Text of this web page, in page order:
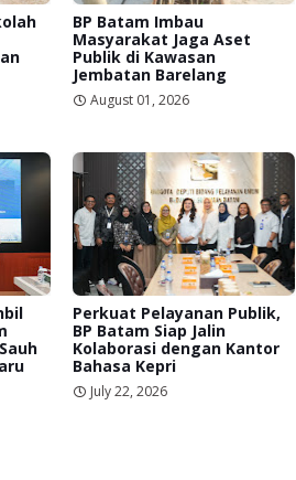
BP Batam Imbau
Masyarakat Jaga Aset
Publik di Kawasan
Jembatan Barelang
August 01, 2026
Perkuat Pelayanan Publik,
BP Batam Siap Jalin
Kolaborasi dengan Kantor
Bahasa Kepri
July 22, 2026